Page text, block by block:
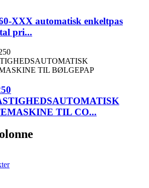
XXX automatisk enkeltpas
pri...
TIL CO...